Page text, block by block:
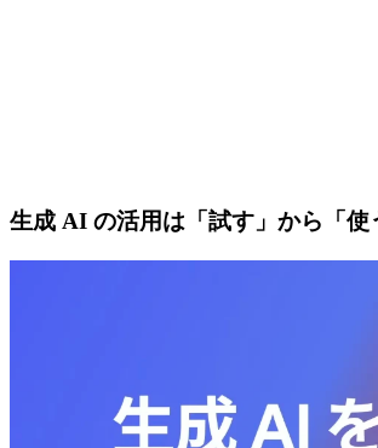
生成 AI の活用は「試す」から「使